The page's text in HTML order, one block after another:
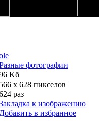
фотографии
Kб
566 x 628 пикселов
раз
к изображению
Добавить в избранное